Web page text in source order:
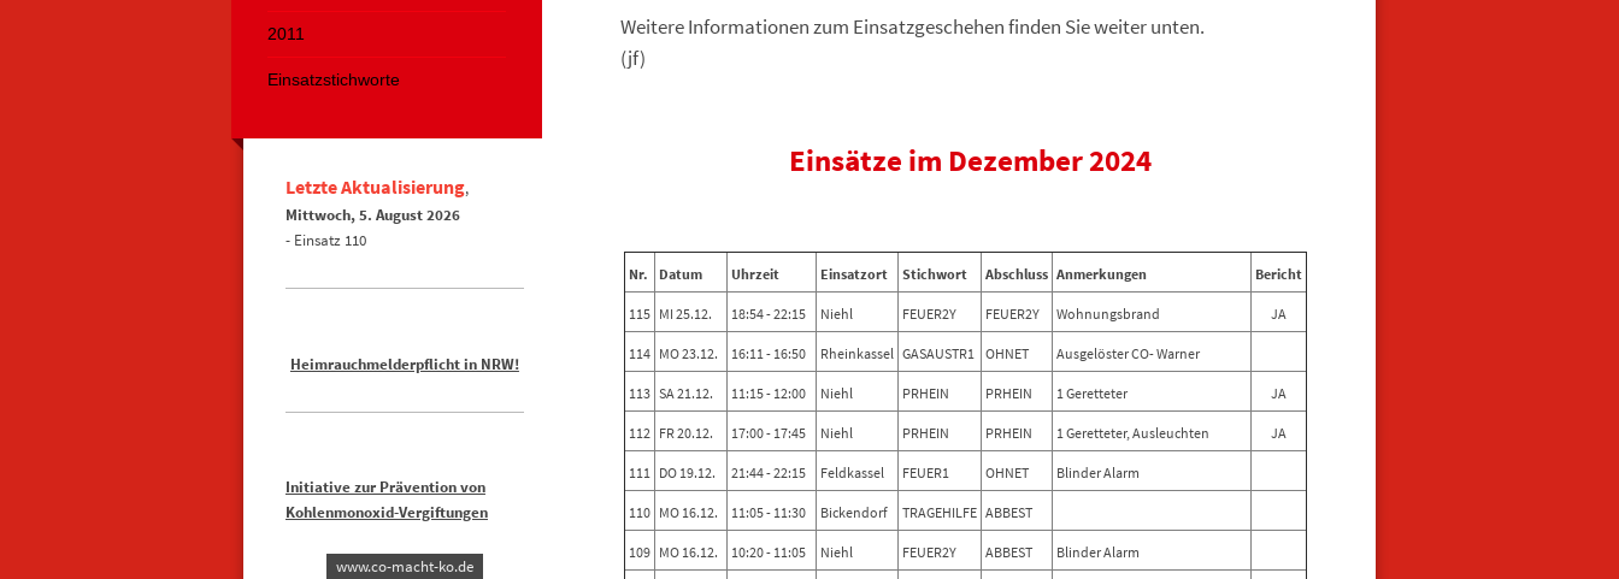
Weitere Informationen zum Einsatzgeschehen finden Sie weiter unten.
(jf)
Einsätze im Dezember 2024
Nr. Datum Uhrzeit Einsatzort Stichwort Abschluss Anmerkungen Bericht
115 MI 25.12. 18:54 - 22:15 Niehl FEUER2Y FEUER2Y Wohnungsbrand JA
114 MO 23.12. 16:11 - 16:50 Rheinkassel GASAUSTR1 OHNET Ausgelöster CO- Warner
113 SA 21.12. 11:15 - 12:00 Niehl PRHEIN PRHEIN 1 Geretteter JA
112 FR 20.12. 17:00 - 17:45 Niehl PRHEIN PRHEIN 1 Geretteter, Ausleuchten JA
111 DO 19.12. 21:44 - 22:15 Feldkassel FEUER1 OHNET Blinder Alarm
110 MO 16.12. 11:05 - 11:30 Bickendorf TRAGEHILFE ABBEST
109 MO 16.12. 10:20 - 11:05 Niehl FEUER2Y ABBEST Blinder Alarm
2011
Einsatzstichworte
Letzte Aktualisierung,
Mittwoch, 5. August2026
- Einsatz 110
Heimrauchmelderpflicht in NRW!
Initiative zur Prävention von
Kohlenmonoxid-Vergiftungen
www.co-macht-ko.de